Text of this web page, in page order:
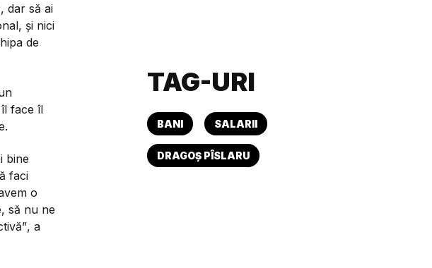
dar să ai
și nici
de
face îl
bine
faci
o
să nu ne
, a
TAG-URI
BANI SALARII
DRAGOȘ PÎSLARU